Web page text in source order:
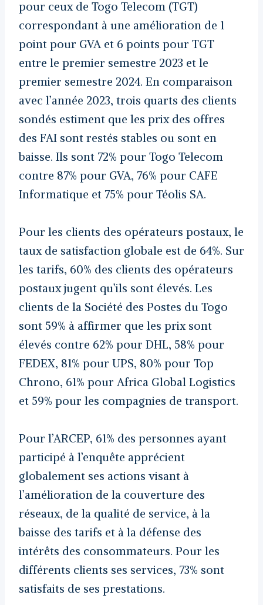
pour ceux de Togo Telecom (TGT)
correspondant à une amélioration de 1
point pour GVA et 6 points pour TGT
entre le premier semestre 2023 et le
premier semestre 2024. En comparaison
avec l’année 2023, trois quarts des clients
sondés estiment que les prix des offres
des FAI sont restés stables ou sont en
baisse. Ils sont 72% pour Togo Telecom
contre 87% pour GVA, 76% pour CAFE
Informatique et 75% pour Téolis SA.
Pour les clients des opérateurs postaux, le
taux de satisfaction globale est de 64%. Sur
les tarifs, 60% des clients des opérateurs
postaux jugent qu’ils sont élevés. Les
clients de la Société des Postes du Togo
sont 59% à affirmer que les prix sont
élevés contre 62% pour DHL, 58% pour
FEDEX, 81% pour UPS, 80% pour Top
Chrono, 61% pour Africa Global Logistics
et 59% pour les compagnies de transport.
Pour l’ARCEP, 61% des personnes ayant
participé à l’enquête apprécient
globalement ses actions visant à
l’amélioration de la couverture des
réseaux, de la qualité de service, à la
baisse des tarifs et à la défense des
intérêts des consommateurs. Pour les
différents clients ses services, 73% sont
satisfaits de ses prestations.